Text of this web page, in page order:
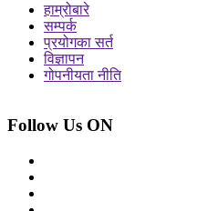
हाम्रोबारे
सम्पर्क
प्रयोगका सर्त
विज्ञापन
गोपनीयता नीति
Follow Us ON